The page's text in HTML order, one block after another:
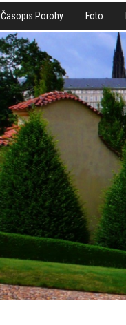
Časopis Porohy Foto